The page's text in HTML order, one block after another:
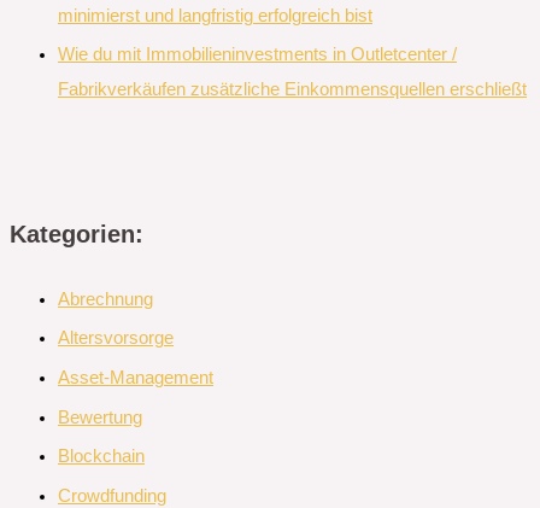
minimierst und langfristig erfolgreich bist
Wie du mit Immobilieninvestments in Outletcenter /
Fabrikverkäufen zusätzliche Einkommensquellen erschließt
Kategorien:
Abrechnung
Altersvorsorge
Asset-Management
Bewertung
Blockchain
Crowdfunding